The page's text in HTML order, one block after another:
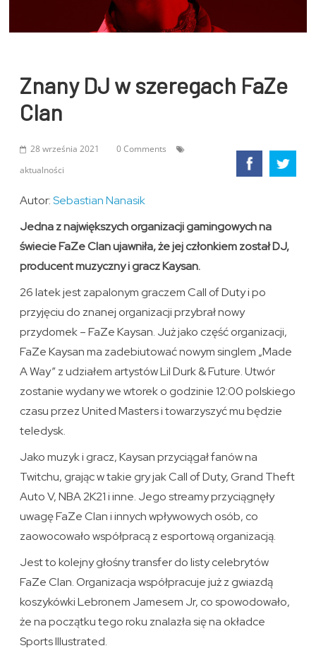
Znany DJ w szeregach FaZe
Clan
28 września 2021
0 Comments
aktualności
Autor:Sebastian Nanasik
Jedna z największych organizacji gamingowych na
świecie FaZe Clan ujawniła, że jej członkiem został DJ,
producent muzyczny i gracz Kaysan.
26 latek jest zapalonym graczem Call of Duty i po
przyjęciu do znanej organizacji przybrał nowy
przydomek – FaZe Kaysan. Już jako część organizacji,
FaZe Kaysan ma zadebiutować nowym singlem „Made
A Way” z udziałem artystów Lil Durk & Future. Utwór
zostanie wydany we wtorek o godzinie 12:00 polskiego
czasu przez United Masters i towarzyszyć mu będzie
teledysk.
Jako muzyk i gracz, Kaysan przyciągał fanów na
Twitchu, grając w takie gry jak Call of Duty, Grand Theft
Auto V, NBA 2K21 i inne. Jego streamy przyciągnęły
uwagę FaZe Clan i innych wpływowych osób, co
zaowocowało współpracą z esportową organizacją.
Jest to kolejny głośny transfer do listy celebrytów
FaZe Clan. Organizacja współpracuje już z gwiazdą
koszykówki Lebronem Jamesem Jr, co spowodowało,
że na początku tego roku znalazła się na okładce
Sports Illustrated.